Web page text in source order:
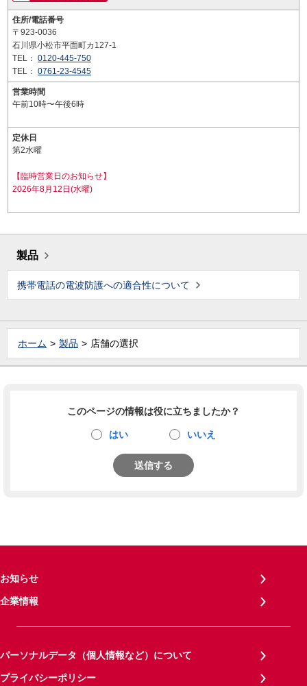
住所/電話番号
〒923-0036
石川県小松市平面町カ127-1
TEL： 0120-445-750
TEL： 0761-23-4545
営業時間
午前10時〜午後6時
定休日
第2水曜
【臨時営業日のお知らせ】
2026年8月12日(水曜)
製品
携帯電話の電波防護への適合性について
ホーム 製品 店舗の選択
このページの情報は役に立ちましたか？
はい いいえ
送信する
お知らせ
企業情報
パーソナルデータ（個人情報など）について
プライバシーポリシー